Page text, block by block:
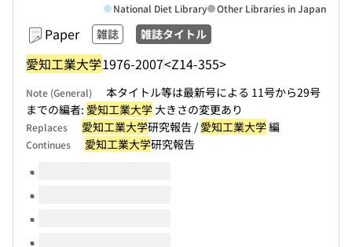
Paper 雑誌 雑誌タイトル
愛知工業大学1976-2007<Z14-355>
National Diet Library Other Libraries in Japan
Note (General)
本タイトル等は最新号による 11号から29号
までの編者: 愛知工業大学 大きさの変更あり
Replaces 愛知工業大学研究報告 /愛知工業大学編
Continues 愛知工業大学研究報告
Volumes of this title